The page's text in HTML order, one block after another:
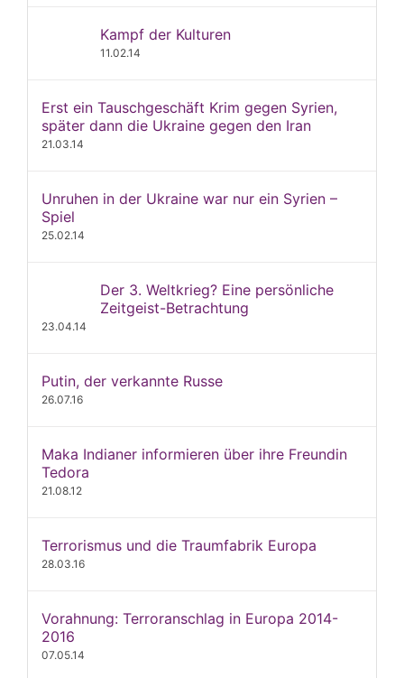
Kampf der Kulturen
11.02.14
Erst ein Tauschgeschäft Krim gegen Syrien,
später dann die Ukraine gegen den Iran
21.03.14
Unruhen in der Ukraine war nur ein Syrien –
Spiel
25.02.14
Der 3. Weltkrieg? Eine persönliche
Zeitgeist-Betrachtung
23.04.14
Putin, der verkannte Russe
26.07.16
Maka Indianer informieren über ihre Freundin
Tedora
21.08.12
Terrorismus und die Traumfabrik Europa
28.03.16
Vorahnung: Terroranschlag in Europa 2014-
2016
07.05.14